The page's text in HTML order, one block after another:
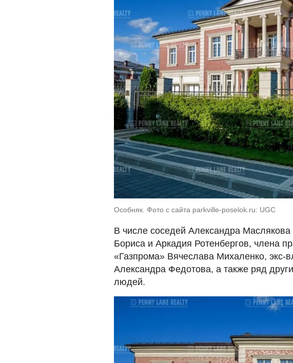
Особняк. Фото с сайта parkville-poselok.ru: UGC
В числе соседей Александра
Бориса и Аркадия Ротенбергов, члена
«Газпрома» Вячеслава Михаленко, экс-
Александра Федотова, а также ряд
людей.